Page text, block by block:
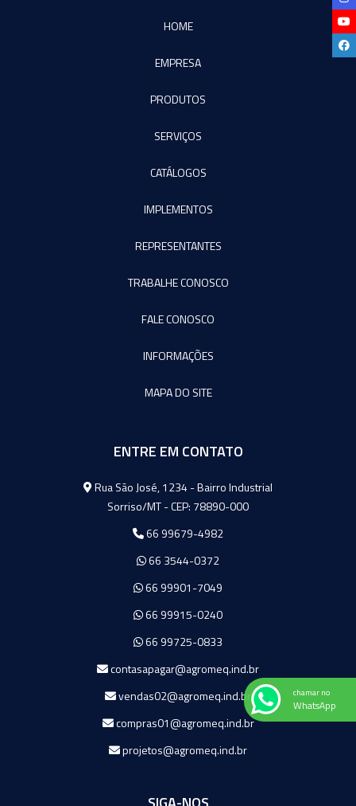
HOME
EMPRESA
PRODUTOS
SERVIÇOS
CATÁLOGOS
IMPLEMENTOS
REPRESENTANTES
TRABALHE CONOSCO
FALE CONOSCO
INFORMAÇÕES
MAPA DO SITE
ENTRE EM CONTATO
Agromeq
Rua São José, 1234 - Bairro Industrial
Sorriso/MT - CEP: 78890-000
66 99679-4982
66 3544-0372
66 99901-7049
66 99915-0240
66 99725-0833
contasapagar@agromeq.ind.br
vendas02@agromeq.ind.br
compras01@agromeq.ind.br
projetos@agromeq.ind.br
chamar no
WhatsApp